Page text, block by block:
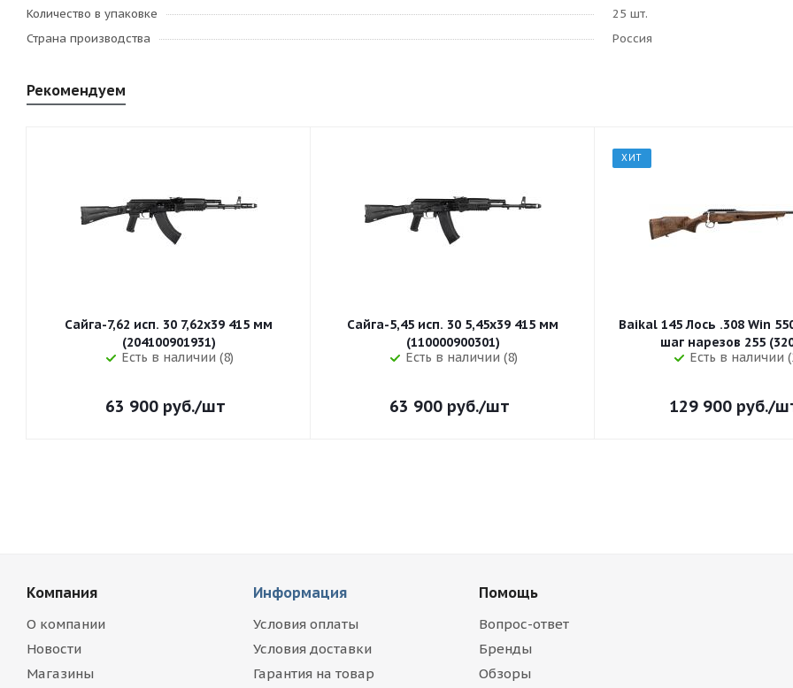
Количество в упаковке
25 шт.
Страна производства
Россия
Рекомендуем
Сайга-7,62 исп. 30 7,62x39 415 мм
(204100901931)
Есть в наличии (8)
63 900 руб./шт
Сайга-5,45 исп. 30 5,45x39 415 мм
(110000900301)
Есть в наличии (8)
63 900 руб./шт
ХИТ
Baikal 145 Лось .308 Win
шаг
Есть в наличии
129 900руб./
Компания
О компании
Новости
Магазины
Информация
Условия оплаты
Условия доставки
Гарантия на товар
Помощь
Вопрос-ответ
Бренды
Обзоры